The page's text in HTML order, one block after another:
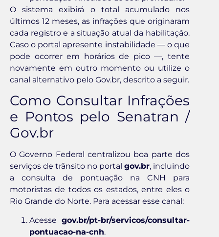
O sistema exibirá o total acumulado nos
últimos 12 meses, as infrações que originaram
cada registro e a situação atual da habilitação.
Caso o portal apresente instabilidade — o que
pode ocorrer em horários de pico —, tente
novamente em outro momento ou utilize o
canal alternativo pelo Gov.br, descrito a seguir.
Como Consultar Infrações
e Pontos pelo Senatran /
Gov.br
O Governo Federal centralizou boa parte dos
serviços de trânsito no portal gov.br, incluindo
a consulta de pontuação na CNH para
motoristas de todos os estados, entre eles o
Rio Grande do Norte. Para acessar esse canal:
Acesse gov.br/pt-br/servicos/consultar-
pontuacao-na-cnh.